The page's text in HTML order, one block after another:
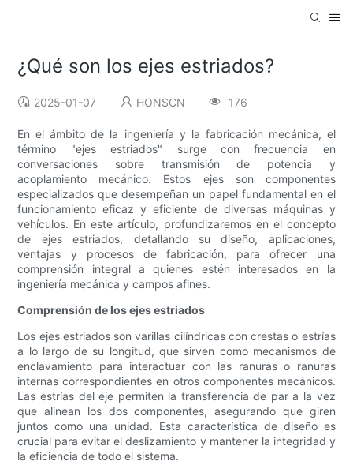
¿Qué son los ejes estriados?
2025-01-07 HONSCN 176
En el ámbito de la ingeniería y la fabricación mecánica, el
término "ejes estriados" surge con frecuencia en
conversaciones sobre transmisión de potencia y
acoplamiento mecánico. Estos ejes son componentes
especializados que desempeñan un papel fundamental en el
funcionamiento eficaz y eficiente de diversas máquinas y
vehículos. En este artículo, profundizaremos en el concepto
de ejes estriados, detallando su diseño, aplicaciones,
ventajas y procesos de fabricación, para ofrecer una
comprensión integral a quienes estén interesados ​​en la
ingeniería mecánica y campos afines.
Comprensión de los ejes estriados
Los ejes estriados son varillas cilíndricas con crestas o estrías
a lo largo de su longitud, que sirven como mecanismos de
enclavamiento para interactuar con las ranuras o ranuras
internas correspondientes en otros componentes mecánicos.
Las estrías del eje permiten la transferencia de par a la vez
que alinean los dos componentes, asegurando que giren
juntos como una unidad. Esta característica de diseño es
crucial para evitar el deslizamiento y mantener la integridad y
la eficiencia de todo el sistema.